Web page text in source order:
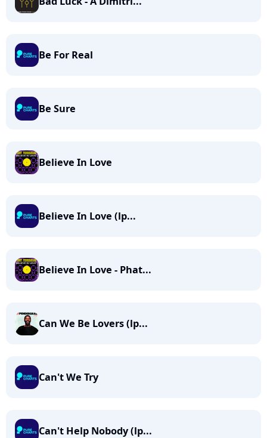
Be For Real
Be Sure
Believe In Love
Believe In Love (lp...
Believe In Love - Phat...
Can We Be Lovers (lp...
Can't We Try
Can't Help Nobody (lp...